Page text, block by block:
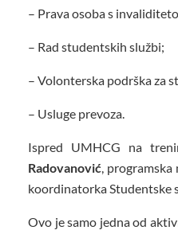
– Prava osoba s
– Rad studentskih službi;
– Volonterska podrška za
– Usluge prevoza.
Ispred UMHCG na
Radovanović, programska
koordinatorka Studentske
Ovo je samo jedna od